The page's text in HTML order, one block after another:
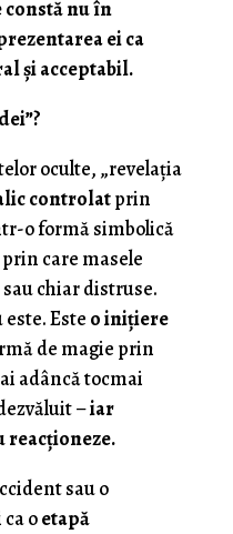
nu în
ei ca
și acceptabil.
oculte, „revelația
controlatprin
o formă simbolică
care masele
chiar distruse.
Este o inițiere
de magie prin
adâncă tocmai
–iar
reacționeze.
sau o
oetapă